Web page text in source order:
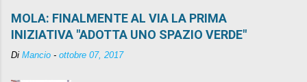
MOLA: FINALMENTE AL VIA LA PRIMA
INIZIATIVA "ADOTTA UNO SPAZIO VERDE"
Di Mancio - ottobre 07, 2017